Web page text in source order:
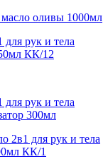
оливы 1000мл
рук и тела
КК/12
рук и тела
300мл
2в1 для рук и тела
КК/1